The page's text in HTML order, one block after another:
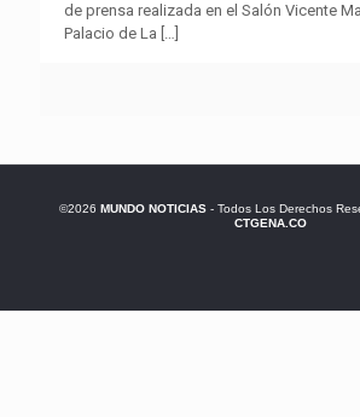
de prensa realizada en el Salón Vicente
Palacio de La […]
©2026 MUNDO NOTICIAS- Todos Los Derechos
CTGENA.CO